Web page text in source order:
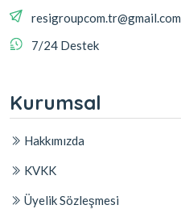
resigroupcom.tr@gmail.com
7/24 Destek
Kurumsal
Hakkımızda
KVKK
Üyelik Sözleşmesi